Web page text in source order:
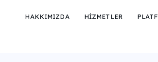
HAKKIMIZDA HİZMETLER